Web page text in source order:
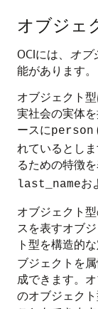
オブジェ
OCIには、 オブ
能があります。
オブジェクト
実社会の実体
ースにperson
れているとし
るための特徴
last_nameお
オブジェクト
スを表すオブ
ト型を構造的
ブジェクトを
成できます。
のオブジェク